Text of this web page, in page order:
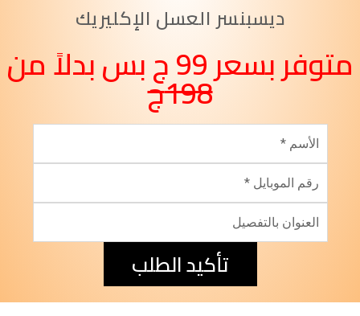
ديسبنسر العسل الإكليريك
متوفر بسعر 99 ج بس بدلاً من
198ج
تأكيد الطلب